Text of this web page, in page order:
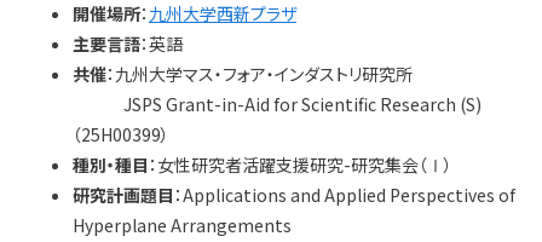
学内専用
English
メルマガ
IMI本サイトへ
開催場所： 九州大学西新プラザ
主要言語：英語
共催：九州大学マス・フォア・インダストリ研究所
JSPS Grant-in-Aid for Scientific Research (S)
（25H00399）
種別・種目 ：女性研究者活躍支援研究-研究集会（Ⅰ）
研究計画題目 ：Applications and Applied Perspectives of
Hyperplane Arrangements